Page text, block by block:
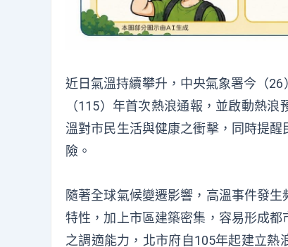
近日氣溫持續攀升，中央氣象署今（
（115）年首次熱浪通報，並啟動熱
溫對市民生活與健康之衝擊，同時提
險。
隨著全球氣候變遷影響，高溫事件發
特性，加上市區建築密集，容易形成
之調適能力，北市府自105年起建立熱